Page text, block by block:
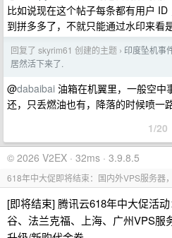
比如说现在这个帖子每条都有用户
到拼多多了，不就只能通过水印来看
回复了 skyrim61 创建的主题 › 印度坠机事
居然活下来了.
@dabaibai 油箱在机翼里，一般空中
还，只丢燃油也有，降落的时候喷一路
1/20
© 2026 V2EX · 32ms · 3.9.8.5
618年中大促即将结束：国内外VPS服务器
[即将结束] 腾讯云618年中大促活
谷、法兰克福、上海、广州VPS服